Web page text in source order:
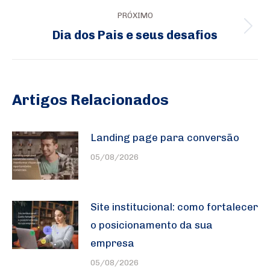
PRÓXIMO
Próximo
Dia dos Pais e seus desafios
Artigos Relacionados
Landing page para conversão
05/08/2026
Site institucional: como fortalecer
o posicionamento da sua
empresa
05/08/2026